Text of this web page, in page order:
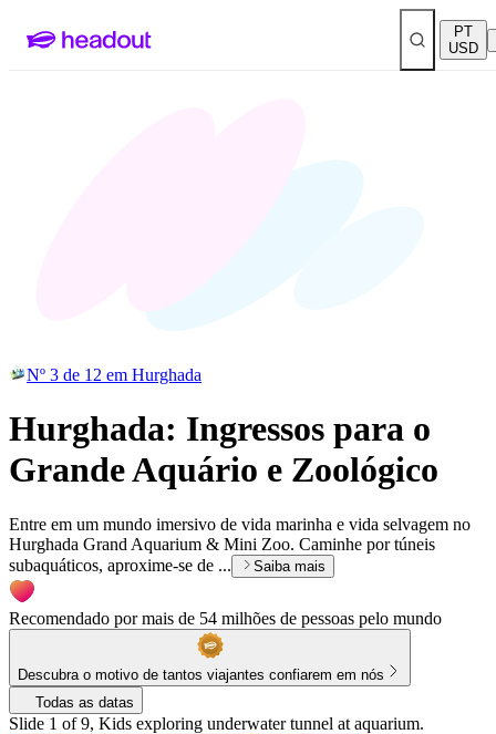
PT
USD
Nº 3 de 12 em Hurghada
Hurghada: Ingressos para o
Grande Aquário e Zoológico
Entre em um mundo imersivo de vida marinha e vida selvagem no
Hurghada Grand Aquarium & Mini Zoo. Caminhe por túneis
subaquáticos, aproxime-se de ...
Saiba mais
Recomendado por mais de 54 milhões de pessoas pelo mundo
Descubra o motivo de tantos viajantes confiarem em nós
Todas as datas
Slide 1 of 9, Kids exploring underwater tunnel at aquarium.